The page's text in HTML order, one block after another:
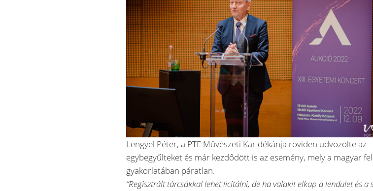
Lengyel Péter, a PTE Művészeti Kar dékánja röviden üdvözölte az
egybegyűlteket és már kezdődött is az esemény, mely a magyar
gyakorlatában páratlan.
“Regisztrált tárcsákkal lehet licitálni, de ha valakit elkap a lendület és a